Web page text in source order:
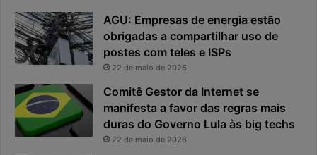
u
o
p
n
c
i
AGU: Empresas de energia estão
obrigadas a compartilhar uso de
postes com teles e ISPs
22 de maio de 2026
Comitê Gestor da Internet se
manifesta a favor das regras mais
duras do Governo Lula às big techs
22 de maio de 2026